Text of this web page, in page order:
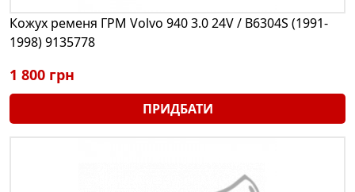
Кожух ременя ГРМ Volvo 940 3.0 24V / B6304S (1991-
1998) 9135778
1 800 грн
ПРИДБАТИ